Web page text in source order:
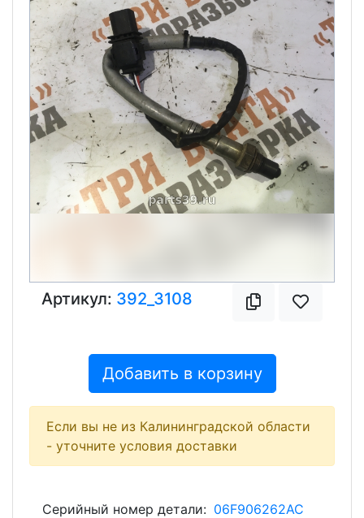
Артикул: 392_3108
Добавить в корзину
Если вы не из Калининградской области
- уточните условия доставки
Серийный номер детали: 06F906262AC